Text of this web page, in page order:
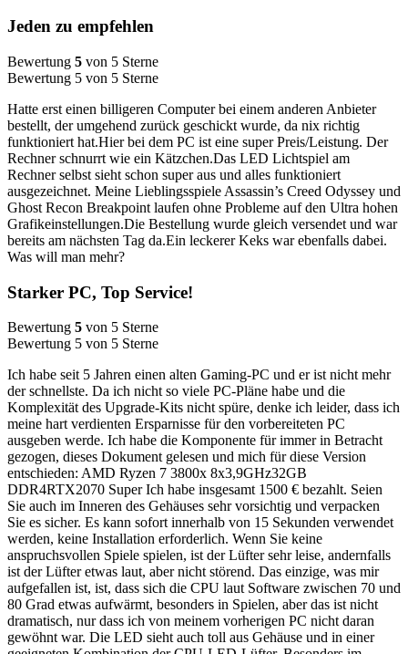
Jeden zu empfehlen
Bewertung 5 von 5 Sterne
Bewertung 5 von 5 Sterne
Hatte erst einen billigeren Computer bei einem anderen Anbieter
bestellt, der umgehend zurück geschickt wurde, da nix richtig
funktioniert hat.Hier bei dem PC ist eine super Preis/Leistung. Der
Rechner schnurrt wie ein Kätzchen.Das LED Lichtspiel am
Rechner selbst sieht schon super aus und alles funktioniert
ausgezeichnet. Meine Lieblingsspiele Assassin’s Creed Odyssey und
Ghost Recon Breakpoint laufen ohne Probleme auf den Ultra hohen
Grafikeinstellungen.Die Bestellung wurde gleich versendet und war
bereits am nächsten Tag da.Ein leckerer Keks war ebenfalls dabei.
Was will man mehr?
Starker PC, Top Service!
Bewertung 5 von 5 Sterne
Bewertung 5 von 5 Sterne
Ich habe seit 5 Jahren einen alten Gaming-PC und er ist nicht mehr
der schnellste. Da ich nicht so viele PC-Pläne habe und die
Komplexität des Upgrade-Kits nicht spüre, denke ich leider, dass ich
meine hart verdienten Ersparnisse für den vorbereiteten PC
ausgeben werde. Ich habe die Komponente für immer in Betracht
gezogen, dieses Dokument gelesen und mich für diese Version
entschieden: AMD Ryzen 7 3800x 8x3,9GHz32GB
DDR4RTX2070 Super Ich habe insgesamt 1500 € bezahlt. Seien
Sie auch im Inneren des Gehäuses sehr vorsichtig und verpacken
Sie es sicher. Es kann sofort innerhalb von 15 Sekunden verwendet
werden, keine Installation erforderlich. Wenn Sie keine
anspruchsvollen Spiele spielen, ist der Lüfter sehr leise, andernfalls
ist der Lüfter etwas laut, aber nicht störend. Das einzige, was mir
aufgefallen ist, ist, dass sich die CPU laut Software zwischen 70 und
80 Grad etwas aufwärmt, besonders in Spielen, aber das ist nicht
dramatisch, nur dass ich von meinem vorherigen PC nicht daran
gewöhnt war. Die LED sieht auch toll aus Gehäuse und in einer